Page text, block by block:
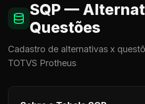
SQP —
Questões
Cadastro de alternativas x
TOTVS Protheus